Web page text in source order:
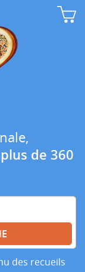
plus de 360
des recueils